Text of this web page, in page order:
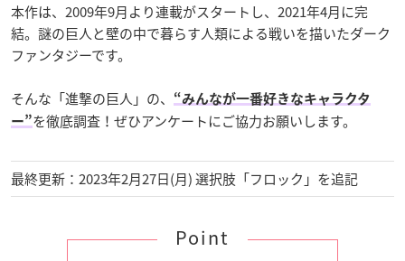
本作は、2009年9月より連載がスタートし、2021年4月に完
結。謎の巨人と壁の中で暮らす人類による戦いを描いたダーク
ファンタジーです。
そんな「進撃の巨人」の、
“みんなが一番好きなキャラクタ
ー”を徹底調査！ぜひアンケートにご協力お願いします。
最終更新：2023年2月27日(月) 選択肢「フロック」を追記
Point